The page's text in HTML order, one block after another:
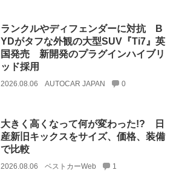
ランクルやディフェンダーに対抗 B
YDがタフな外観の大型SUV『Ti7』英
国発売 新開発のプラグインハイブリ
ッド採用
2026.08.06 AUTOCAR JAPAN 0
大きく高くなって何が変わった!? 日
産新旧キックスをサイズ、価格、装備
で比較
2026.08.06 ベストカーWeb 1